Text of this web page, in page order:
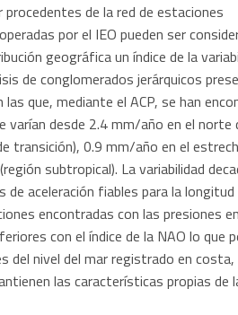
procedentes de la red de estaciones
por el IEO pueden ser
geográfica un índice de la
de conglomerados jerárquicos
que, mediante el ACP, se han
varían desde 2.4 mm/año en el norte
transición), 0.9 mm/año en el
subtropical). La variabilidad
aceleración fiables para la longitud
encontradas con las presiones
con el índice de la NAO lo que
del nivel del mar registrado en
las características propias de